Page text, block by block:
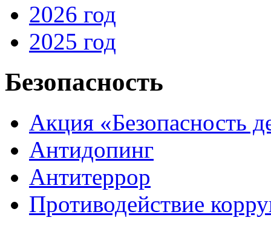
2026 год
2025 год
Безопасность
Акция «Безопасность
Антидопинг
Антитеррор
Противодействие